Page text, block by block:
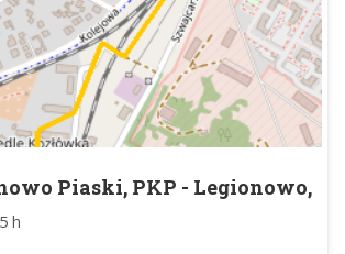
Piaski, PKP - Legionowo,
Paszkowskiego
h